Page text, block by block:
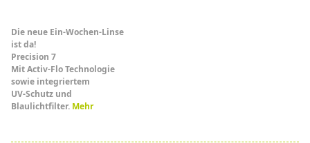
Die neue Ein-Wochen-Linse
ist da!
Precision 7
Mit Activ-Flo Technologie
sowie integriertem
UV-Schutz und
Blaulichtfilter. Mehr